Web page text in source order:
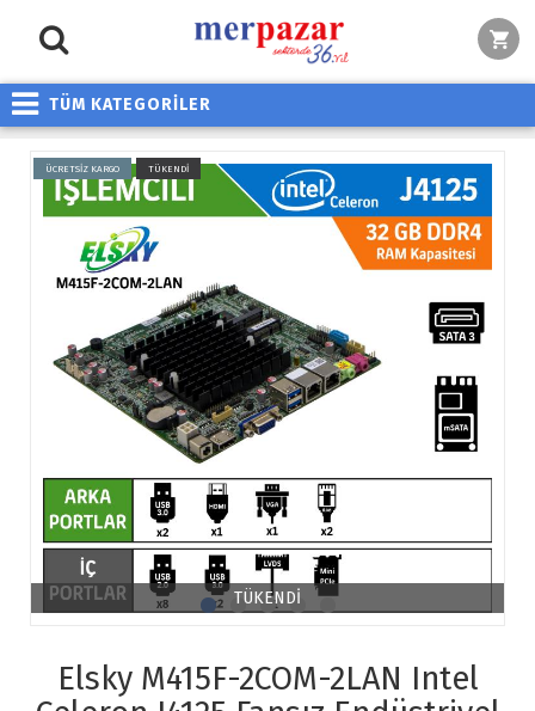
TÜM KATEGORİLER
ÜCRETSİZ KARGO TÜKENDİ
TÜKENDİ
Elsky M415F-2COM-2LAN Intel